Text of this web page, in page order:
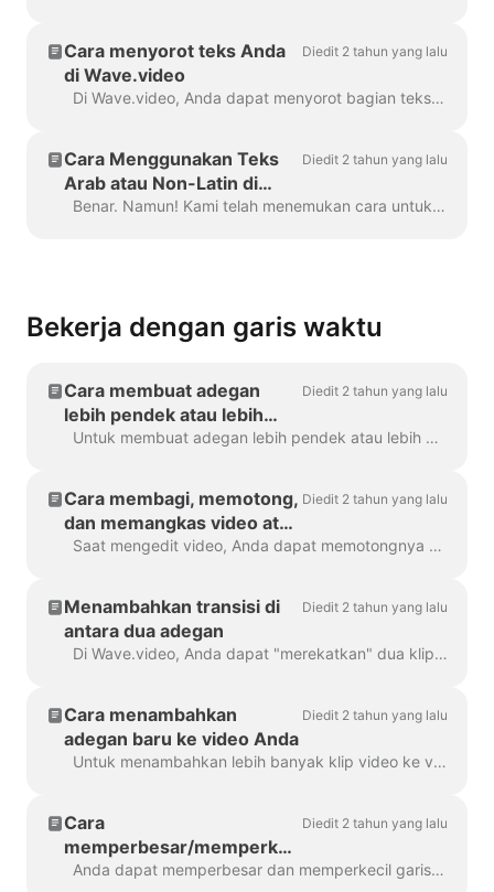
Cara menyorot teks Anda
di Wave.video
Diedit 2 tahun yang lalu
Di Wave.video, Anda dapat menyorot bagian teks Anda untuk membuatnya menonjol dari pesan lainnya. Untuk menyorot bagian teks, pilih...
Cara Menggunakan Teks
Arab atau Non-Latin di
Wave.video
Diedit 2 tahun yang lalu
Benar. Namun! Kami telah menemukan cara untuk mengatasi hal ini, terima kasih kepada pengguna yang kreatif dan tim dukungan kami. Yang perlu Anda lakukan adalah membuat file vektor/ima...
Bekerja dengan garis waktu
Cara membuat adegan
lebih pendek atau lebih
panjang
Diedit 2 tahun yang lalu
Untuk membuat adegan lebih pendek atau lebih panjang, cukup seret bingkai di sepanjang garis waktu, seperti ini: Jika adegan Anda berupa video, perhatikan di sebelah kanan, Anda akan...
Cara membagi, memotong,
dan memangkas video atau
adegan video
Diedit 2 tahun yang lalu
Saat mengedit video, Anda dapat memotongnya menjadi beberapa bagian yang Anda inginkan, dengan klik sederhana pada timeline dan menekan ikon gunting. Anda dapat menyisipkan...
Menambahkan transisi di
antara dua adegan
Diedit 2 tahun yang lalu
Di Wave.video, Anda dapat "merekatkan" dua klip video menjadi satu dengan menambahkan transisi di antara dua adegan. Transisi adalah teknik pengeditan video yang memungkinkan...
Cara menambahkan
adegan baru ke video Anda
Diedit 2 tahun yang lalu
Untuk menambahkan lebih banyak klip video ke video Anda, cukup klik ikon Plus di timeline. Ini akan menampilkan semua opsi. Untuk menghapus klip video yang...
Cara
memperbesar/memperkecil
garis waktu di Wave.video
Diedit 2 tahun yang lalu
Anda dapat memperbesar dan memperkecil garis waktu di Wave.video untuk membuat proses pengeditan lebih nyaman dan tepat. Fitur ini dapat ditemukan di bawah tombol ...